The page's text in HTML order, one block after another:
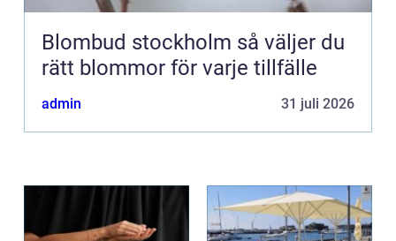
Blombud stockholm så väljer du
rätt blommor för varje tillfälle
admin 31 juli 2026